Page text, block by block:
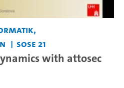
SoSe 21
with attosec